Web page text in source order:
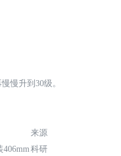
慢升到30级。
来源
406mm科研